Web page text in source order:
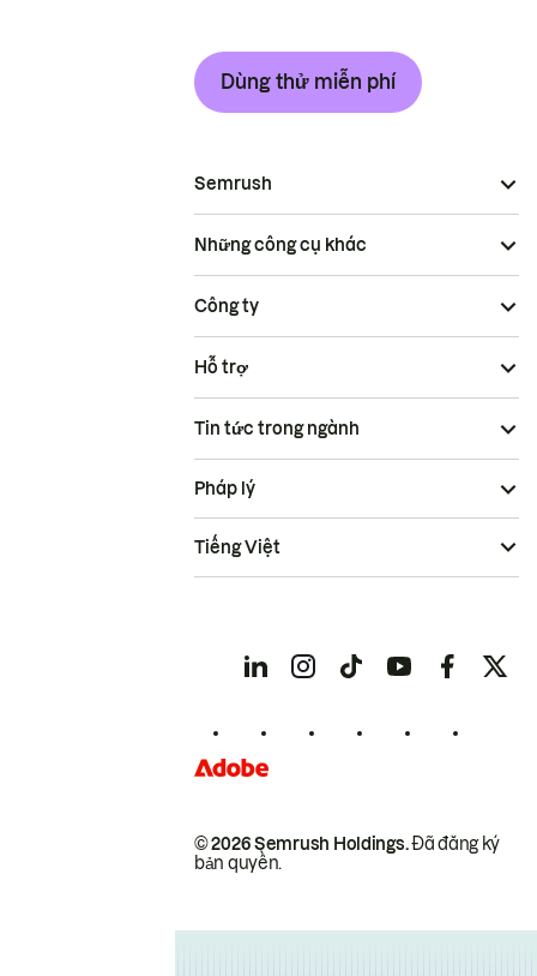
Dùng thử miễn phí
Semrush
Những công cụ khác
Công ty
Hỗ trợ
Tin tức trong ngành
© 2026 Semrush Holdings.Đã đăng ký
bản quyền.
Pháp lý
Tiếng Việt